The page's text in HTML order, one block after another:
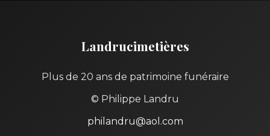
Landrucimetières
Plus de 20 ans de patrimoine funéraire
© Philippe Landru
philandru@aol.com